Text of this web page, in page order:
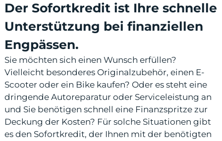
Der Sofortkredit ist Ihre schnelle
Unterstützung bei finanziellen
Engpässen.
Sie möchten sich einen Wunsch erfüllen?
Vielleicht besonderes Originalzubehör, einen E-
Scooter oder ein Bike kaufen? Oder es steht eine
dringende Autoreparatur oder Serviceleistung an
und Sie benötigen schnell eine Finanzspritze zur
Deckung der Kosten? Für solche Situationen gibt
es den Sofortkredit, der Ihnen mit der benötigten